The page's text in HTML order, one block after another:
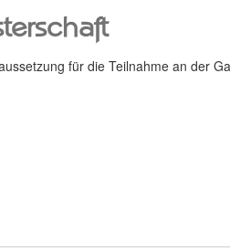
für die Teilnahme an der